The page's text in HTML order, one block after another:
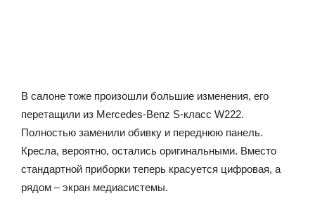
В салоне тоже произошли большие изменения, его
перетащили из Mercedes-Benz S-класс W222.
Полностью заменили обивку и переднюю панель.
Кресла, вероятно, остались оригинальными. Вместо
стандартной приборки теперь красуется цифровая, а
рядом – экран медиасистемы.